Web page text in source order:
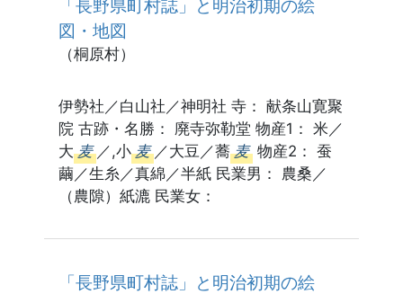
「長野県町村誌」と明治初期の絵
図・地図
（桐原村）
伊勢社／白山社／神明社 寺： 献条山寛聚
院 古跡・名勝： 廃寺弥勒堂 物産1： 米／
大 麦 ／,小 麦 ／大豆／蕎 麦 物産2： 蚕
繭／生糸／真綿／半紙 民業男： 農桑／
（農隙）紙漉 民業女：
「長野県町村誌」と明治初期の絵